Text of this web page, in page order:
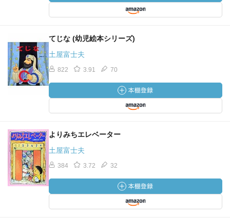
てじな (幼児絵本シリーズ)
土屋富士夫
822 3.91 70
よりみちエレベーター
土屋富士夫
384 3.72 32